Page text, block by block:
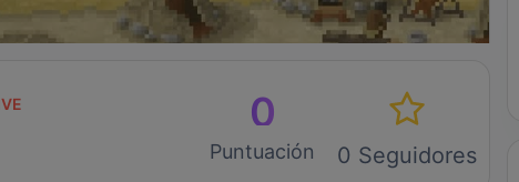
0
Puntuación 0 Seguidores